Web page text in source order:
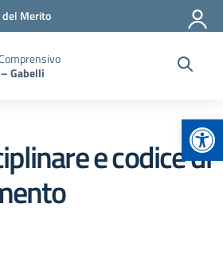
Merito
Gabelli
e codice di